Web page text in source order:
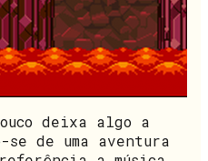
deixa algo a
de uma aventura